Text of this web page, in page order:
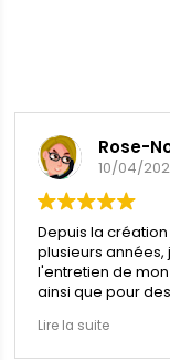
Rose-
10/04/
Depuis la
plusieurs
l'entretien de
ainsi que pour
on ne sait pas
Lire la suite